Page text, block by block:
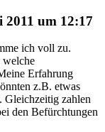
2011 um 12:17
ich voll zu.
welche
Erfahrung
z.B. etwas
Gleichzeitig zahlen
den Befürchtungen